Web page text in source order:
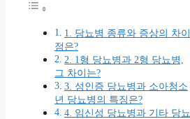
1. 당뇨병 종류와 증상의 차이
점은?
2. 1형 당뇨병과 2형 당뇨병,
그 차이는?
3. 성인증 당뇨병과 소아청소
년 당뇨병의 특징은?
4. 임신성 당뇨병과 기타 당뇨